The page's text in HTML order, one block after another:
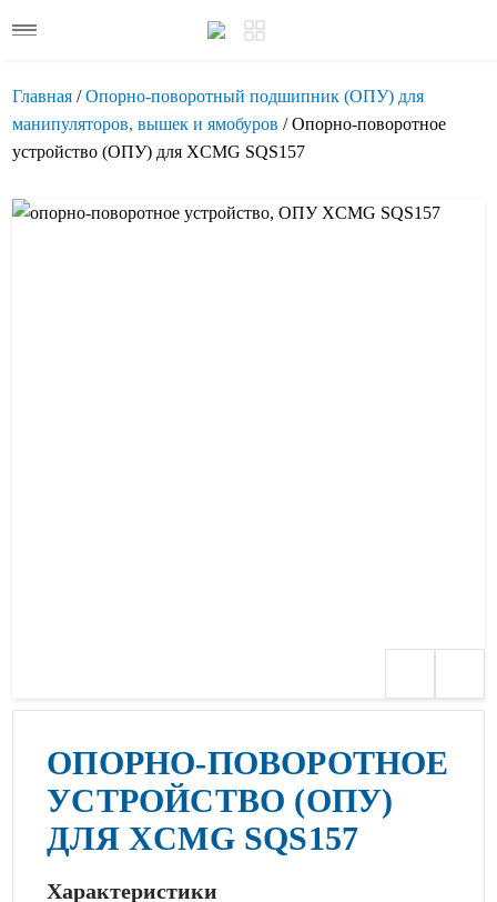
Главная /Опорно-поворотный подшипник (ОПУ) для
манипуляторов, вышек и ямобуров / Опорно-поворотное
устройство (ОПУ) для XCMG SQS157
ОПОРНО-ПОВОРОТНОЕ
УСТРОЙСТВО (ОПУ)
ДЛЯ XCMG SQS157
Характеристики